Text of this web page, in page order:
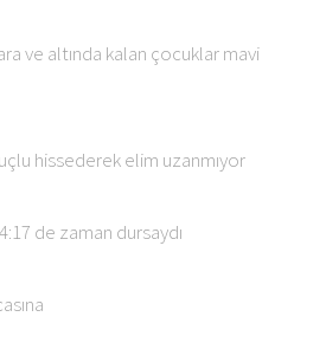
ve altında kalan çocuklar mavi
hissederek elim uzanmıyor
de zaman dursaydı